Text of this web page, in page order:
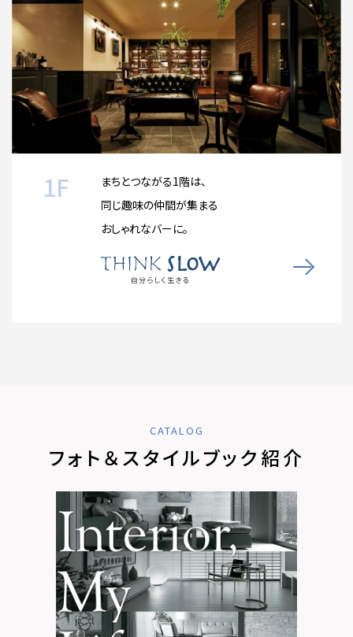
1F
まちとつながる1階は、
同じ趣味の仲間が集まる
おしゃれなバーに。
CATALOG
フォト＆スタイルブック紹介